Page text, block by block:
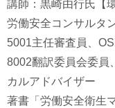
講師：黒崎由行氏【
労働安全コンサルタ
5001主任審査員、
8002翻訳委員会委員
カルアドバイザー
著書「労働安全衛生